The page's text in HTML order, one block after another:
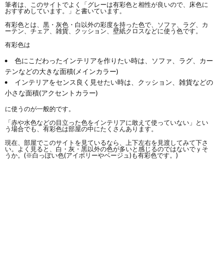
筆者は、このサイトでよく「グレーは有彩色と相性が良いので、床色に
おすすめしています。」と書いています。
有彩色とは、黒・灰色・白以外の彩度を持った色で、ソファ、ラグ、カ
ーテン、チェア、雑貨、クッション、壁紙クロスなどに使う色です。
有彩色は
色にこだわったインテリアを作りたい時は、ソファ、ラグ、カー
テンなどの大きな面積(メインカラー)
インテリアをセンス良く見せたい時は、クッション、雑貨などの
小さな面積(アクセントカラー)
に使うのが一般的です。
「赤や水色などの目立った色をインテリアに敢えて使っていない」とい
う場合でも、有彩色は部屋の中にたくさんあります。
現在、部屋でこのサイトを見ているなら、上下左右を見渡してみて下さ
い。よく見ると、白・灰・黒以外の色が多いと感じるのではないでｙそ
うか。(※白っぽい色(アイボリーやベージュ)も有彩色です。)